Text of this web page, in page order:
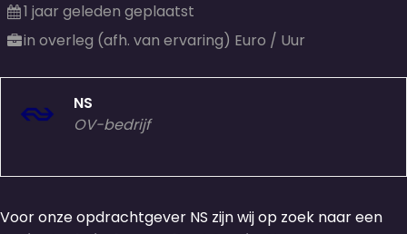
1 jaar geleden geplaatst
in overleg (afh. van ervaring) Euro / Uur
NS
OV-bedrijf
Voor onze opdrachtgever NS zijn wij op zoek naar een